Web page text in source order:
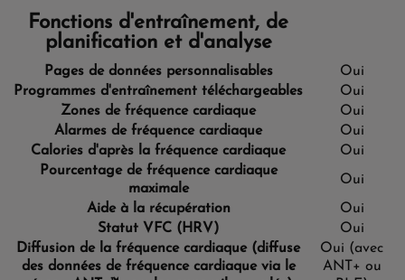
Fonctions d'entraînement, de
planification et d'analyse
Pages de données personnalisables
Oui
Programmes d'entraînement téléchargeables
Oui
Zones de fréquence cardiaque
Oui
Alarmes de fréquence cardiaque
Oui
Calories d'après la fréquence cardiaque
Oui
Pourcentage de fréquence cardiaque
maximale
Oui
Aide à la récupération
Oui
Statut VFC (HRV)
Oui
Diffusion de la fréquence cardiaque(diffuse
des données de fréquence cardiaque via le
Oui (avec
ANT+ ou